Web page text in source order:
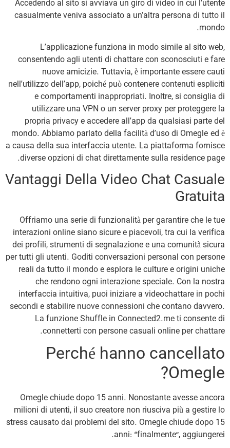
Accedendo al sito si avviava un giro di video in cui l'utente
casualmente veniva associato a un'altra persona di tutto il
mondo.
L’applicazione funziona in modo simile al sito web,
consentendo agli utenti di chattare con sconosciuti e fare
nuove amicizie. Tuttavia, è importante essere cauti
nell’utilizzo dell’app, poiché può contenere contenuti espliciti
e comportamenti inappropriati. Inoltre, si consiglia di
utilizzare una VPN o un server proxy per proteggere la
propria privacy e accedere all’app da qualsiasi parte del
mondo. Abbiamo parlato della facilità d’uso di Omegle ed è
a causa della sua interfaccia utente. La piattaforma fornisce
diverse opzioni di chat direttamente sulla residence page.
Vantaggi Della Video Chat Casuale
Gratuita
Offriamo una serie di funzionalità per garantire che le tue
interazioni online siano sicure e piacevoli, tra cui la verifica
dei profili, strumenti di segnalazione e una comunità sicura
per tutti gli utenti. Goditi conversazioni personal con persone
reali da tutto il mondo e esplora le culture e origini uniche
che rendono ogni interazione speciale. Con la nostra
interfaccia intuitiva, puoi iniziare a videochattare in pochi
secondi e stabilire nuove connessioni che contano davvero.
La funzione Shuffle in Connected2.me ti consente di
connetterti con persone casuali online per chattare.
Perché hanno cancellato
Omegle?
Omegle chiude dopo 15 anni. Nonostante avesse ancora
milioni di utenti, il suo creatore non riusciva più a gestire lo
stress causato dai problemi del sito. Omegle chiude dopo 15
anni: “finalmente”, aggiungerei.